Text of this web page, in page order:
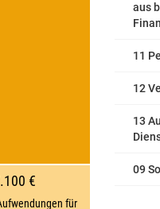
€
für
aus
11
12
13
09